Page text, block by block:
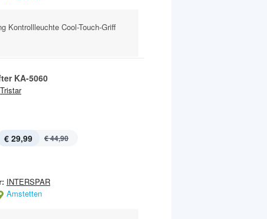
Kontrollleuchte Cool-Touch-Griff
Heizlüfter KA-5060
Tristar
€ 29,99 € 44,90
INTERSPAR
Amstetten